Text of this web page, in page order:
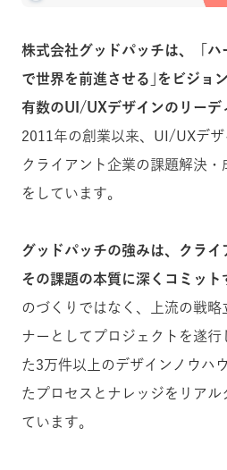
株式会社グッドパッチは、「ハ
で世界を前進させる｣をビジョ
有数のUI/UXデザインのリーデ
2011年の創業以来、UI/UXデザ
クライアント企業の課題解決
をしています。
グッドパッチの強みは、クライ
その課題の本質に深くコミット
のづくりではなく、上流の戦略
ナーとしてプロジェクトを遂行
た3万件以上のデザインノウハ
たプロセスとナレッジをリアル
ています。